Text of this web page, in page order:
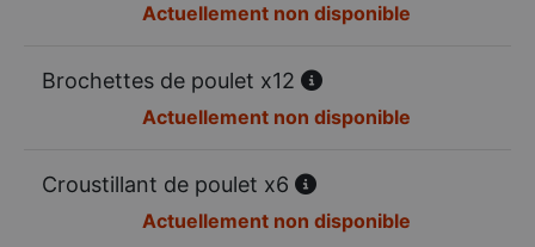
Actuellement non disponible
Brochettes de poulet x12
Actuellement non disponible
Croustillant de poulet x6
Actuellement non disponible